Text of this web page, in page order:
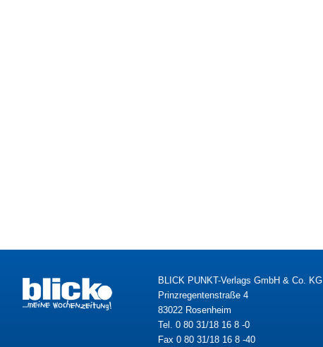
BLICK PUNKT-Verlags GmbH & Co. KG
Prinzregentenstraße 4
83022 Rosenheim
Tel. 0 80 31/18 16 8 -0
Fax 0 80 31/18 16 8 -40